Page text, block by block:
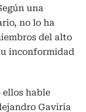
una
no lo ha
del alto
inconformidad
ellos hable
Gaviria